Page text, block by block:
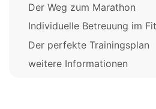
Der Weg zum Marathon
Individuelle Betreuung im
Der perfekte Trainingsplan
weitere Informationen